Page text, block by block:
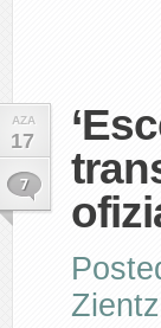
AZA
17
7